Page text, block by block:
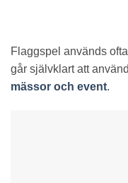
Flaggspel används
går självklart att
mässor och event.